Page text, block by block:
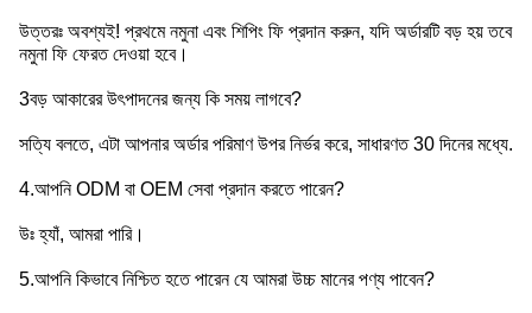
উত্তরঃ অবশ্যই! প্রথমে নমুনা এবং শিপিং ফি প্রদান করুন, যদি অর্ডারটি বড় হয় তবে
নমুনা ফি ফেরত দেওয়া হবে।
3বড় আকারের উৎপাদনের জন্য কি সময় লাগবে?
সত্যি বলতে, এটা আপনার অর্ডার পরিমাণ উপর নির্ভর করে, সাধারণত 30 দিনের মধ্যে.
4.আপনি ODM বা OEM সেবা প্রদান করতে পারেন?
উঃ হ্যাঁ, আমরা পারি।
5.আপনি কিভাবে নিশ্চিত হতে পারেন যে আমরা উচ্চ মানের পণ্য পাবেন?